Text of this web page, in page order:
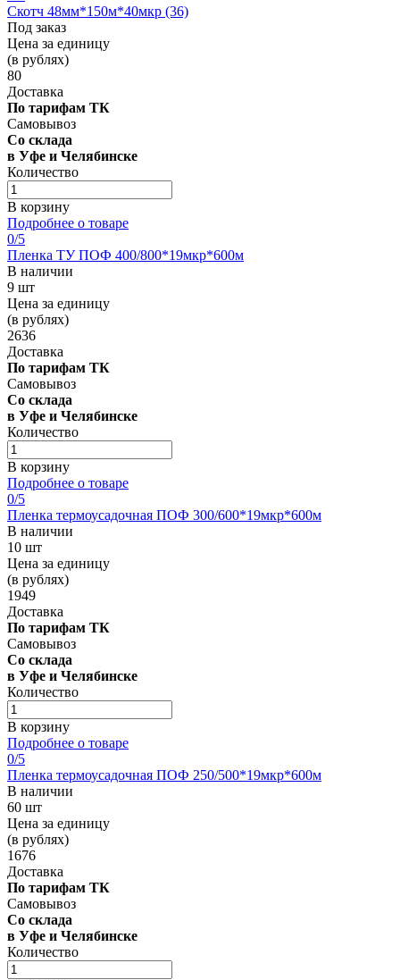
Скотч 48мм*150м*40мкр (36)
Под заказ
Цена за единицу
(в рублях)
80
Доставка
По тарифам ТК
Самовывоз
Со склада
в Уфе и Челябинске
Количество
В корзину
Подробнее о товаре
0/5
Пленка ТУ ПОФ 400/800*19мкр*600м
В наличии
9 шт
Цена за единицу
(в рублях)
2636
Доставка
По тарифам ТК
Самовывоз
Со склада
в Уфе и Челябинске
Количество
В корзину
Подробнее о товаре
0/5
Пленка термоусадочная ПОФ 300/600*19мкр*600м
В наличии
10 шт
Цена за единицу
(в рублях)
1949
Доставка
По тарифам ТК
Самовывоз
Со склада
в Уфе и Челябинске
Количество
В корзину
Подробнее о товаре
0/5
Пленка термоусадочная ПОФ 250/500*19мкр*600м
В наличии
60 шт
Цена за единицу
(в рублях)
1676
Доставка
По тарифам ТК
Самовывоз
Со склада
в Уфе и Челябинске
Количество